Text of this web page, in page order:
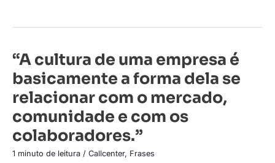
“A cultura de uma empresa é
basicamente a forma dela se
relacionar com o mercado,
comunidade e com os
colaboradores.”
1 minuto de leitura / Callcenter, Frases
“A
cultura
uma
empresa
é
basicamente
a
forma
dela
se
relacionar
com